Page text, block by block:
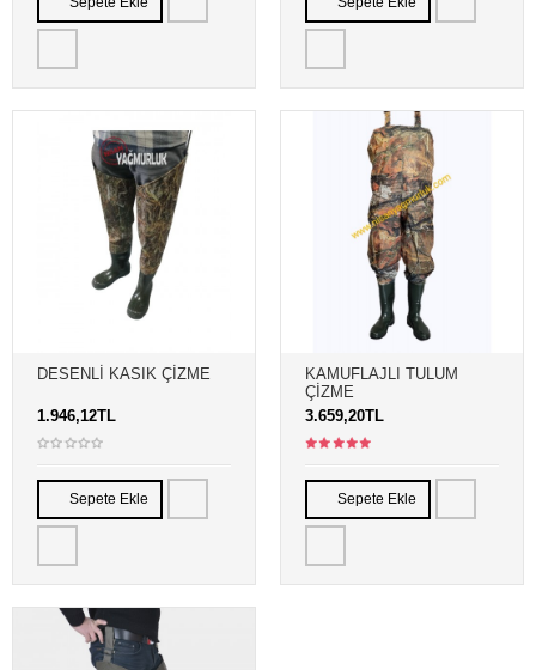
DESENLI KASIK ÇIZME
1.946,12TL
Sepete Ekle
KAMUFLAJLI TULUM
ÇIZME
3.659,20TL
Sepete Ekle